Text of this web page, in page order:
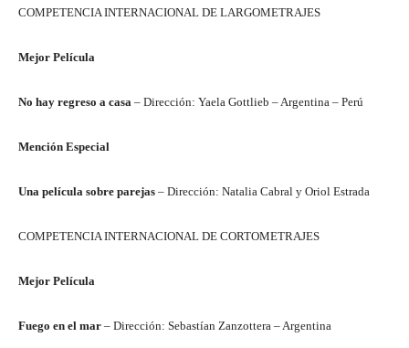
COMPETENCIA INTERNACIONAL DE LARGOMETRAJES
Mejor Película
No hay regreso a casa – Dirección: Yaela Gottlieb – Argentina – Perú
Mención Especial
Una película sobre parejas – Dirección: Natalia Cabral y Oriol Estrada
COMPETENCIA INTERNACIONAL DE CORTOMETRAJES
Mejor Película
Fuego en el mar – Dirección: Sebastían Zanzottera – Argentina